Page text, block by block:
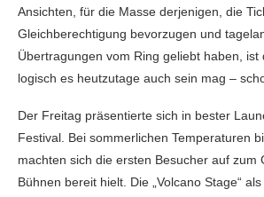
Ansichten, für die Masse derjenigen, die
Gleichberechtigung bevorzugen und
Übertragungen vom Ring geliebt haben, ist
logisch es heutzutage auch sein mag –
Der Freitag präsentierte sich in bester
Festival. Bei sommerlichen Temperaturen
machten sich die ersten Besucher auf zum
Bühnen bereit hielt. Die „Volcano Stage“